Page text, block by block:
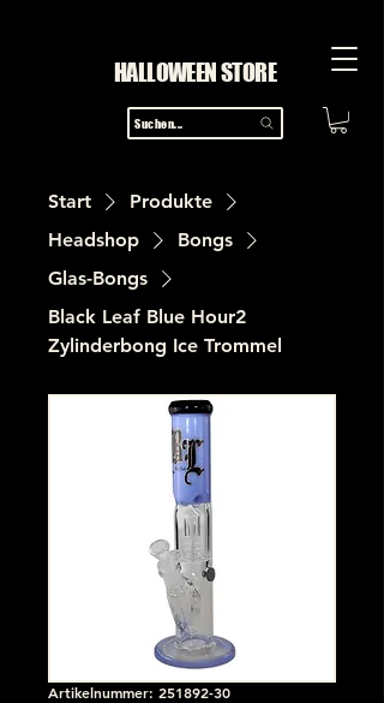
HALLOWEEN STORE
Suchen...
Start
Produkte
Headshop
Bongs
Glas-Bongs
Black Leaf Blue Hour2
Zylinderbong Ice Trommel
Artikelnummer: 251892-30